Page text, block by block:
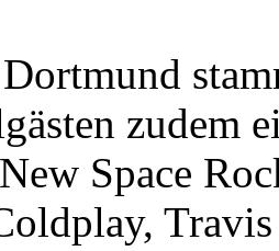
zudem
Space